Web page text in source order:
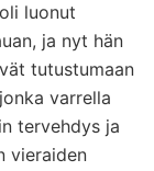
luonut
ja nyt hän
tutustumaan
varrella
tervehdys ja
vieraiden